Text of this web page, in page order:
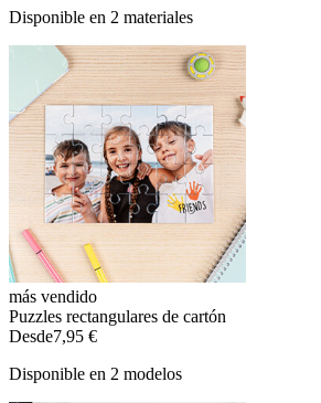
Disponible en 2 materiales
más vendido
Puzzles rectangulares de cartón
Desde7,95 €
Disponible en 2 modelos